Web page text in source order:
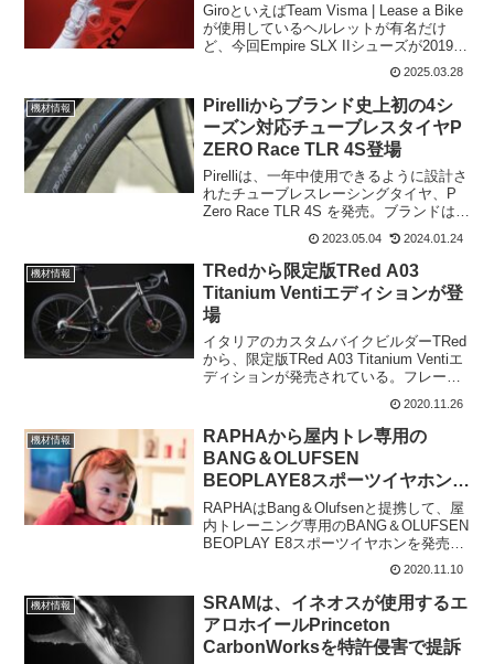
GiroといえばTeam Visma | Lease a Bike
が使用しているヘルレットが有名だけ
ど、今回Empire SLX IIシューズが2019年
以来のアップデートとなった。上記のア
イキャチ画像が以前のモデルだが、デザ
イン的にもすっ...
2025.03.28
機材情報
Pirelliからブランド史上初の4シ
ーズン対応チューブレスタイヤP
ZERO Race TLR 4S登場
Pirelliは、一年中使用できるように設計さ
れたチューブレスレーシングタイヤ、P
Zero Race TLR 4S を発売。ブランドは、
で一貫したグリップを提供し、寒い日や
雨の日のために最適化されてい...
2023.05.04 2024.01.24
機材情報
TRedから限定版TRed A03
Titanium Ventiエディションが登
場
イタリアのカスタムバイクビルダーTRed
から、限定版TRed A03 Titanium Ventiエ
ディションが発売されている。フレーム
は完全に統合されたチタンフレーム。チ
タンで内部ルーティングケーブルとする
のは難しいとされていたが、見事に...
2020.11.26
機材情報
RAPHAから屋内トレ専用の
BANG＆OLUFSEN
BEOPLAYE8スポーツイヤホン登
場
RAPHAはBang＆Olufsenと提携して、屋
内トレーニング専用のBANG＆OLUFSEN
BEOPLAY E8スポーツイヤホンを発売。
Bang＆Olufsenは1925年デンマークで創
業した、高級オーディオ・ビジュアルブ
ランド。Rap...
2020.11.10
機材情報
SRAMは、イネオスが使用するエ
アロホイールPrinceton
CarbonWorksを特許侵害で提訴